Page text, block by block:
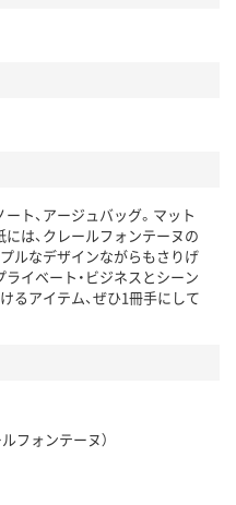
ト、アージュバッグ。マット
は、クレールフォンテーヌの
ルなデザインながらもさりげ
イベート・ビジネスとシーン
るアイテム、ぜひ1冊手にして
フォンテーヌ）